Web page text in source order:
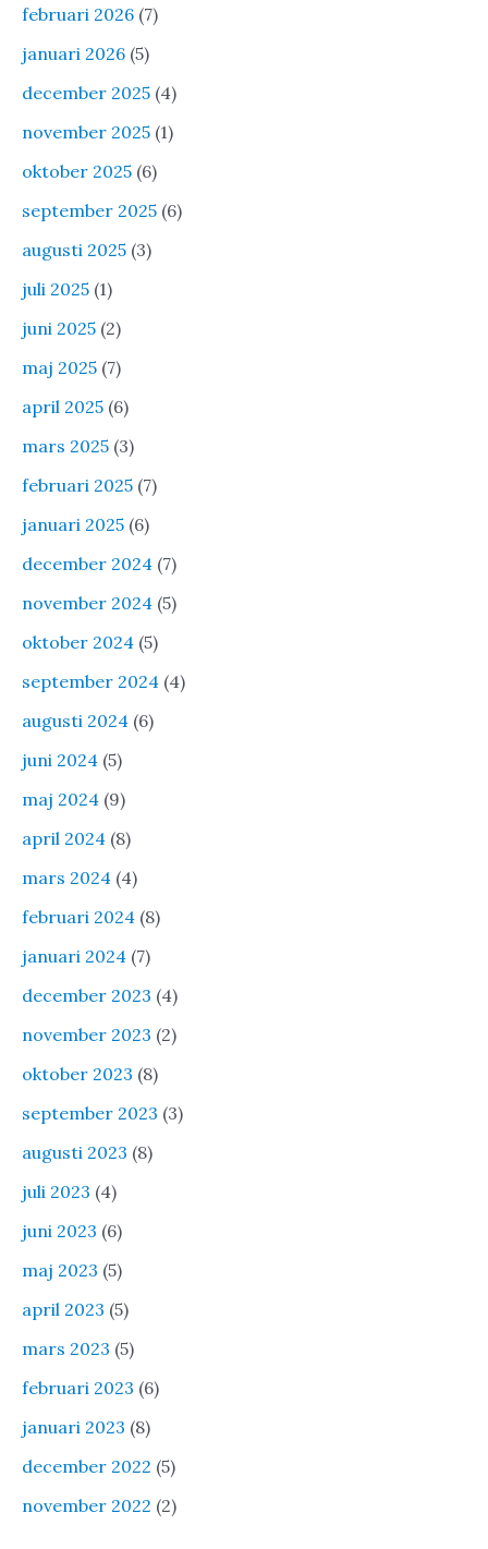
februari 2026 (7)
januari 2026 (5)
december 2025 (4)
november 2025 (1)
oktober 2025 (6)
september 2025 (6)
augusti 2025 (3)
juli 2025 (1)
juni 2025 (2)
maj 2025 (7)
april 2025 (6)
mars 2025 (3)
februari 2025 (7)
januari 2025 (6)
december 2024 (7)
november 2024 (5)
oktober 2024 (5)
september 2024 (4)
augusti 2024 (6)
juni 2024 (5)
maj 2024 (9)
april 2024 (8)
mars 2024 (4)
februari 2024 (8)
januari 2024 (7)
december 2023 (4)
november 2023 (2)
oktober 2023 (8)
september 2023 (3)
augusti 2023 (8)
juli 2023 (4)
juni 2023 (6)
maj 2023 (5)
april 2023 (5)
mars 2023 (5)
februari 2023 (6)
januari 2023 (8)
december 2022 (5)
november 2022 (2)